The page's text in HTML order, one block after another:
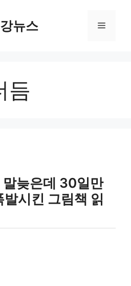
뉴스 메
듬
말늦은데 30일만
시킨 그림책 읽